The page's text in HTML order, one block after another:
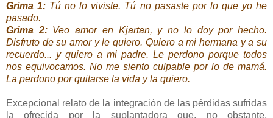
Grima 1: Tú no lo viviste. Tú no pasaste por lo que yo he
pasado.
Grima 2: Veo amor en Kjartan, y no lo doy por hecho.
Disfruto de su amor y le quiero. Quiero a mi hermana y a su
recuerdo... y quiero a mi padre. Le perdono porque todos
nos equivocamos. No me siento culpable por lo de mamá.
La perdono por quitarse la vida y la quiero.
Excepcional relato de la integración de las pérdidas sufridas
la ofrecida por la suplantadora que, no obstante,